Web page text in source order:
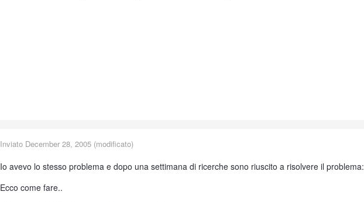
Inviato December 28, 2005 (modificato)
Io avevo lo stesso problema e dopo una settimana di ricerche sono riuscito a risolvere il problema:
Ecco come fare..